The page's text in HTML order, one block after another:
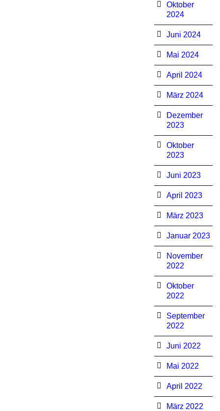
Oktober
2024
Juni 2024
Mai 2024
April 2024
März 2024
Dezember
2023
Oktober
2023
Juni 2023
April 2023
März 2023
Januar 2023
November
2022
Oktober
2022
September
2022
Juni 2022
Mai 2022
April 2022
März 2022